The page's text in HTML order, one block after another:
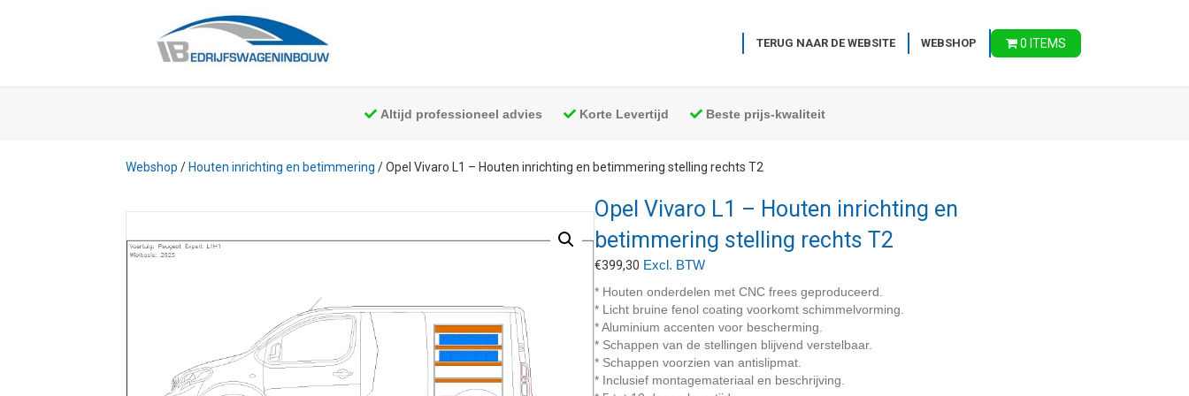
TERUG NAAR DE WEBSITE WEBSHOP 0 ITEMS
Altijd professioneel advies Korte Levertijd Beste prijs-kwaliteit
Webshop / Houten inrichting en betimmering / Opel Vivaro L1 – Houten inrichting en betimmering stelling rechts T2
Opel Vivaro L1 – Houten inrichting en
betimmering stelling rechts T2
€399,30 Excl. BTW
* Houten onderdelen met CNC frees geproduceerd.
* Licht bruine fenol coating voorkomt schimmelvorming.
* Aluminium accenten voor bescherming.
* Schappen van de stellingen blijvend verstelbaar.
* Schappen voorzien van antislipmat.
* Inclusief montagemateriaal en beschrijving.